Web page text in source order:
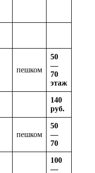
пешком
50
—
70
этаж
140
руб.
пешком
50
—
70
100
—